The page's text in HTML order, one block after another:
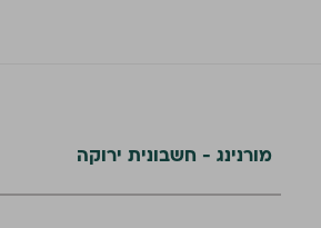
מורנינג - חשבונית ירוקה